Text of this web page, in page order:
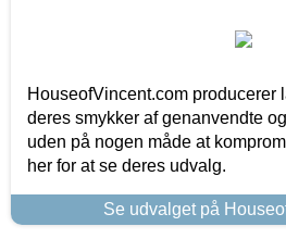
HouseofVincent.com producerer
deres smykker af genanvendte
uden på nogen måde at
her for at se deres udvalg.
Se udvalget på